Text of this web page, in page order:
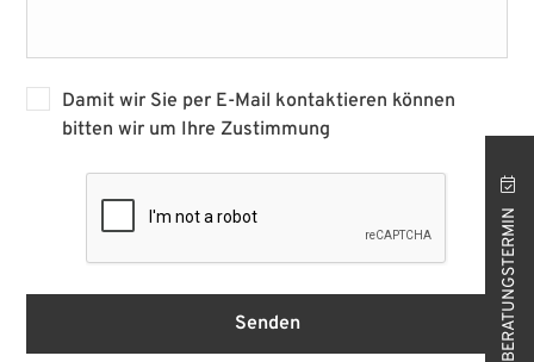
BERATUNGSTERMIN
Damit wir Sie per E-Mail kontaktieren können
bitten wir um Ihre Zustimmung
Senden